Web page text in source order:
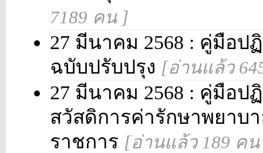
7189 คน ]
27 มีนาคม 2568 : คู่มือป
ฉบับปรับปรุง [อ่านแล้ว
27 มีนาคม 2568 : คู่มือป
สวัสดิการค่ารักษาพยาบ
ราชการ [อ่านแล้ว 189 ค